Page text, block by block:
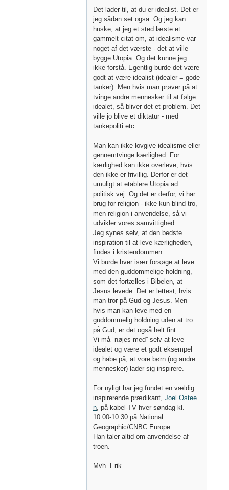
Det lader til, at du er idealist. Det er
jeg sådan set også. Og jeg kan
huske, at jeg et sted læste et
gammelt citat om, at idealisme var
noget af det værste - det at ville
bygge Utopia. Og det kunne jeg
ikke forstå. Egentlig burde det være
godt at være idealist (idealer = gode
tanker). Men hvis man prøver på at
tvinge andre mennesker til at følge
idealet, så bliver det et problem. Det
ville jo blive et diktatur - med
tankepoliti etc.
Man kan ikke lovgive idealisme eller
gennemtvinge kærlighed. For
kærlighed kan ikke overleve, hvis
den ikke er frivillig. Derfor er det
umuligt at etablere Utopia ad
politisk vej. Og det er derfor, vi har
brug for religion - ikke kun blind tro,
men religion i anvendelse, så vi
udvikler vores samvittighed.
Jeg synes selv, at den bedste
inspiration til at leve kærligheden,
findes i kristendommen.
Vi burde hver især forsøge at leve
med den guddommelige holdning,
som det fortælles i Bibelen, at
Jesus levede. Det er lettest, hvis
man tror på Gud og Jesus. Men
hvis man kan leve med en
guddommelig holdning uden at tro
på Gud, er det også helt fint.
Vi må ”nøjes med” selv at leve
idealet og være et godt eksempel
og håbe på, at vore børn (og andre
mennesker) lader sig inspirere.
For nyligt har jeg fundet en vældig
inspirerende prædikant, Joel Ostee
n, på kabel-TV hver søndag kl.
10:00-10:30 på National
Geographic/CNBC Europe.
Han taler altid om anvendelse af
troen.
Mvh. Erik